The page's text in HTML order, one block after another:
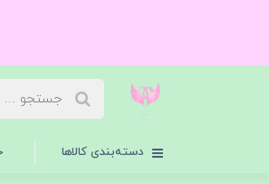
دسته‌بندی کالاها